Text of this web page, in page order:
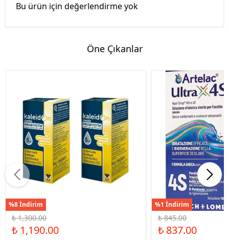
Bu ürün için değerlendirme yok
Öne Çıkanlar
%8 İndirim
₺ 1,300.00
₺ 1,190.00
%1 İndirim
₺ 845.00
₺ 837.00